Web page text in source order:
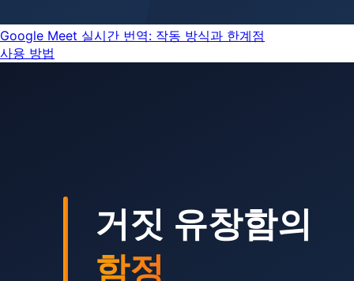
Google Meet 실시간 번역: 작동 방식과 한계점
사용 방법